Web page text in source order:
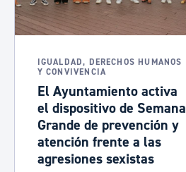
IGUALDAD, DERECHOS HUMANOS
Y CONVIVENCIA
El Ayuntamiento activa
el dispositivo de Semana
Grande de prevención y
atención frente a las
agresiones sexistas